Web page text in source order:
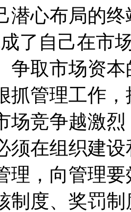
潜心布局的
了自己在市
争取市场资
管理工作，
竞争越激烈
须在组织建
理，向管理
制度、奖罚